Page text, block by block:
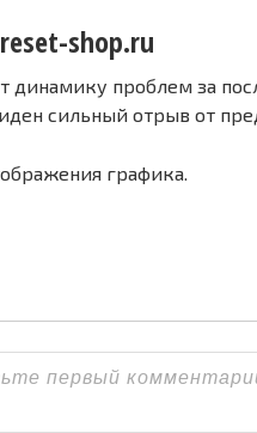
shop.ru
динамику проблем за
сильный отрыв от
графика.